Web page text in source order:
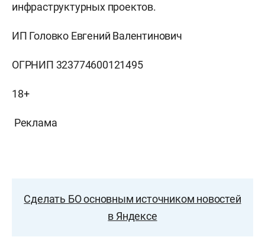
инфраструктурных проектов.
ИП Головко Евгений Валентинович
ОГРНИП 323774600121495
18+
Реклама
Сделать БО основным источником новостей
в Яндексе